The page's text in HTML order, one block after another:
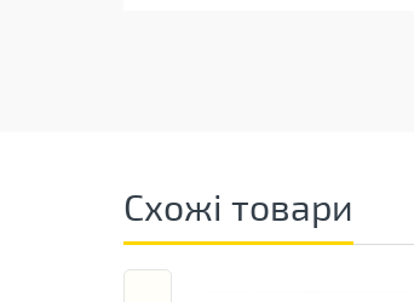
Схожі товари